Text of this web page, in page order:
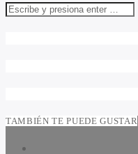
TAMBIÉN TE PUEDE GUSTAR